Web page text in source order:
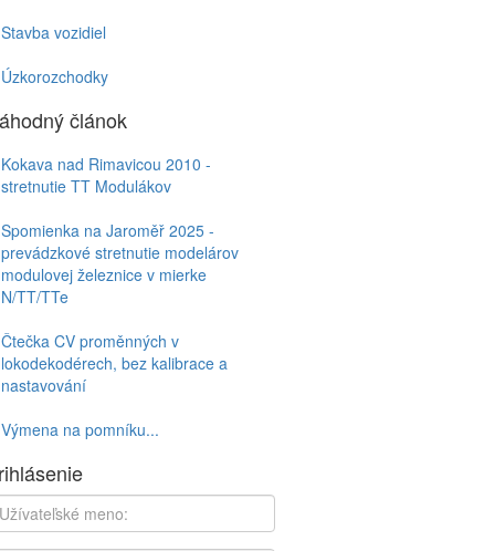
Stavba vozidiel
Úzkorozchodky
článok
Kokava nad Rimavicou 2010 -
stretnutie TT Modulákov
Spomienka na Jaroměř 2025 -
prevádzkové stretnutie modelárov
modulovej železnice v mierke
N/TT/TTe
Čtečka CV proměnných v
lokodekodérech, bez kalibrace a
nastavování
Výmena na pomníku...